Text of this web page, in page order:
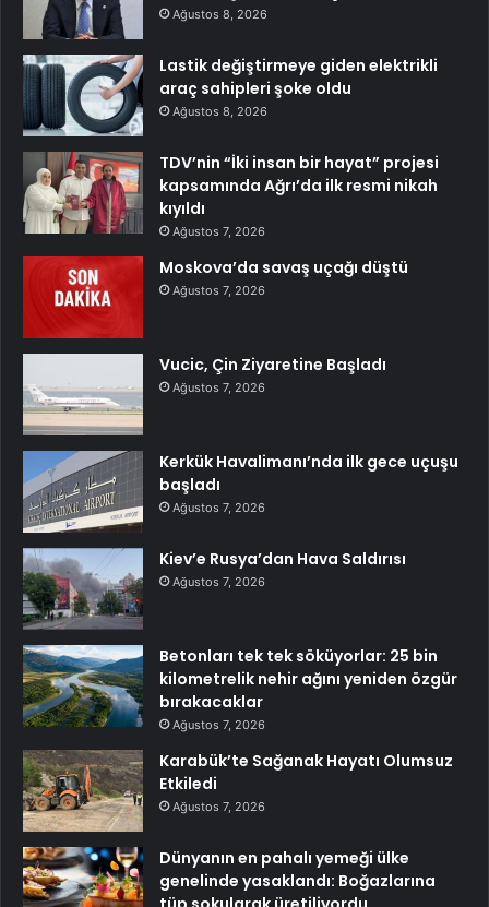
Ağustos 8, 2026
Lastik değiştirmeye giden elektrikli
araç sahipleri şoke oldu
Ağustos 8, 2026
TDV’nin “İki insan bir hayat” projesi
kapsamında Ağrı’da ilk resmi nikah
kıyıldı
Ağustos 7, 2026
Moskova’da savaş uçağı düştü
Ağustos 7, 2026
Vucic, Çin Ziyaretine Başladı
Ağustos 7, 2026
Kerkük Havalimanı’nda ilk gece uçuşu
başladı
Ağustos 7, 2026
Kiev’e Rusya’dan Hava Saldırısı
Ağustos 7, 2026
Betonları tek tek söküyorlar: 25 bin
kilometrelik nehir ağını yeniden özgür
bırakacaklar
Ağustos 7, 2026
Karabük’te Sağanak Hayatı Olumsuz
Etkiledi
Ağustos 7, 2026
Dünyanın en pahalı yemeği ülke
genelinde yasaklandı: Boğazlarına